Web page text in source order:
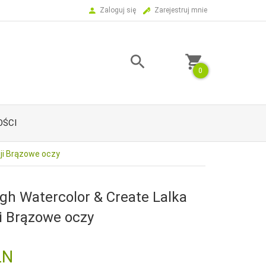
Zaloguj się Zarejestruj mnie
0
Brązowe oczy
Watercolor & Create Lalka
oczy